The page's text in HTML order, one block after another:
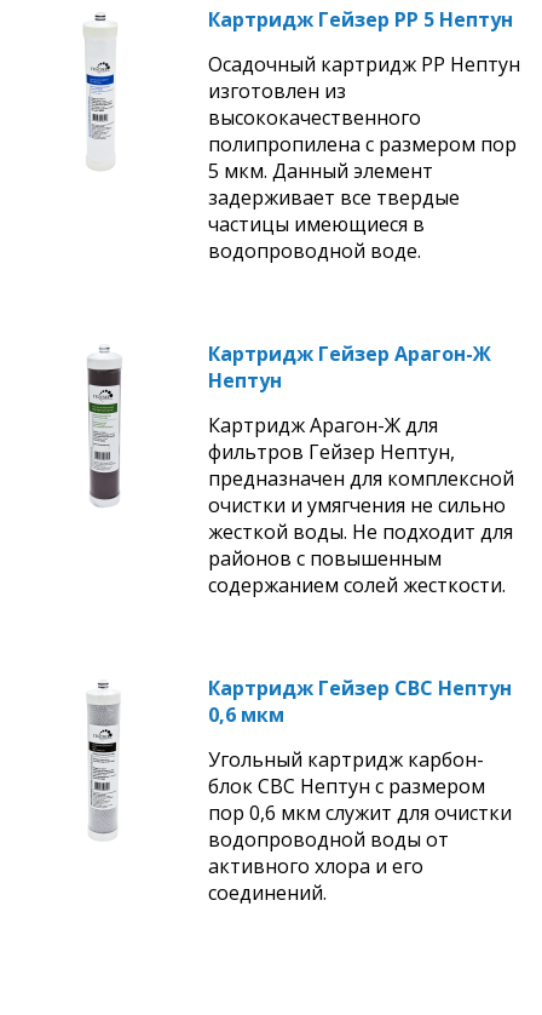
Картридж Гейзер PP 5 Нептун
Осадочный картридж PP Нептун
изготовлен из
высококачественного
полипропилена с размером пор
5 мкм. Данный элемент
задерживает все твердые
частицы имеющиеся в
водопроводной воде.
Картридж Гейзер Арагон-Ж
Нептун
Картридж Арагон-Ж для
фильтров Гейзер Нептун,
предназначен для комплексной
очистки и умягчения не сильно
жесткой воды. Не подходит для
районов с повышенным
содержанием солей жесткости.
Картридж Гейзер СВС Нептун
0,6 мкм
Угольный картридж карбон-
блок СВС Нептун с размером
пор 0,6 мкм служит для очистки
водопроводной воды от
активного хлора и его
соединений.